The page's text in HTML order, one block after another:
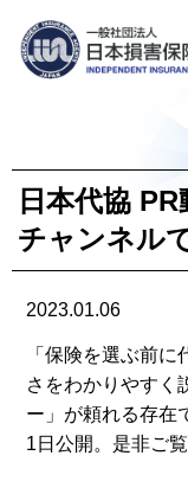
日本代協
チャンネル
2023.01.06
「保険を選ぶ前
さをわかりやすく
ー」が頼れる存在
1日公開。是非ご覧